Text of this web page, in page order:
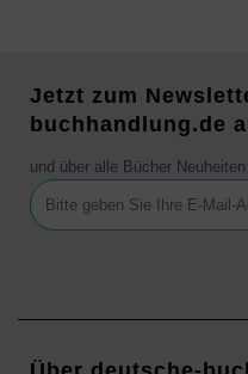
Jetzt zum
buchhandlung.de
und über alle Bücher